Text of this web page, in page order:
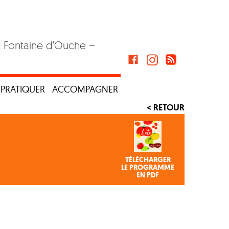
d'Ouche –
PRATIQUER ACCOMPAGNER
< RETOUR
TÉLÉCHARGER
LE PROGRAMME
EN PDF